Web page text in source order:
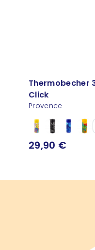
Thermobecher
Click
Provence
29,90 €